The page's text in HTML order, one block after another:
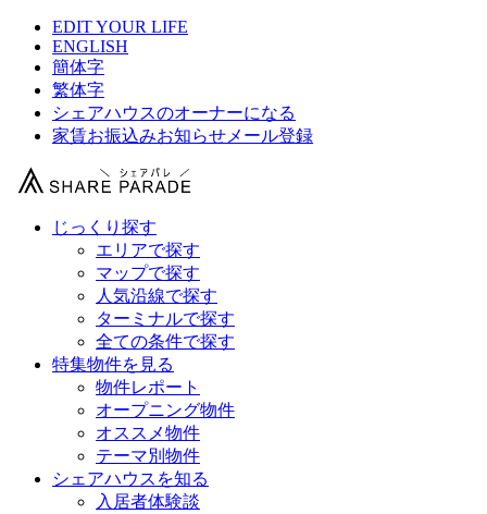
EDIT YOUR LIFE
ENGLISH
簡体字
繁体字
シェアハウスのオーナーになる
家賃お振込みお知らせメール登録
じっくり探す
エリアで探す
マップで探す
人気沿線で探す
ターミナルで探す
全ての条件で探す
特集物件を見る
物件レポート
オープニング物件
オススメ物件
テーマ別物件
シェアハウスを知る
入居者体験談